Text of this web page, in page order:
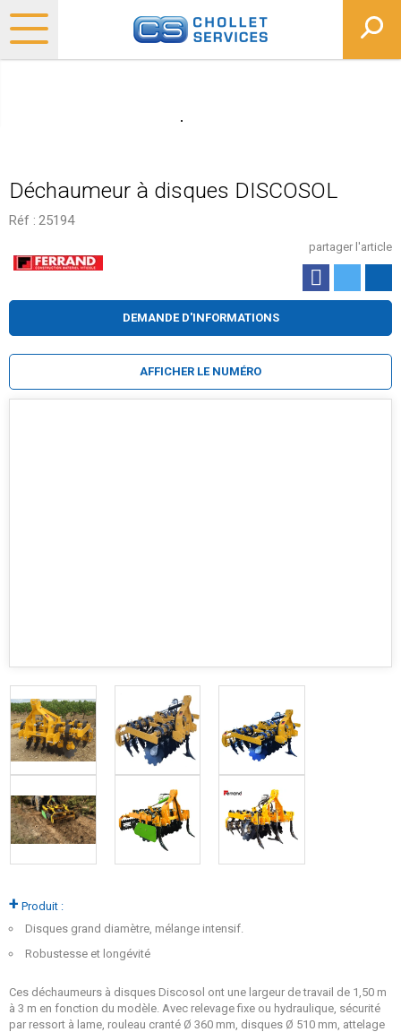
Déchaumeur à disques DISCOSOL
Réf : 25194
+ Produit :
Disques grand diamètre, mélange intensif.
Robustesse et longévité
partager l'article
Ces déchaumeurs à disques Discosol ont une largeur de travail de 1,50 m
à 3 m en fonction du modèle. Avec relevage fixe ou hydraulique, sécurité
par ressort à lame, rouleau cranté Ø 360 mm, disques Ø 510 mm, attelage
DEMANDE D'INFORMATIONS
AFFICHER LE NUMÉRO